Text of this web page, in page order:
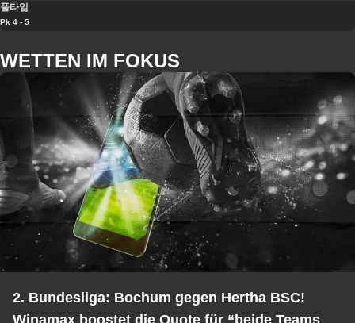
풀타임
Pk 4 - 5
WETTEN IM FOKUS
2. Bundesliga: Bochum gegen Hertha BSC!